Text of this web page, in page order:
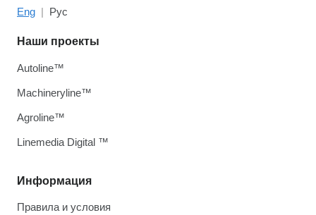
Eng Рус
Информация
Правила и условия
Наши проекты
Autoline™
Machineryline™
Agroline™
Linemedia Digital ™